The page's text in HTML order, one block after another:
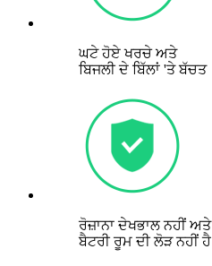
ਘਟੇ ਹੋਏ ਖਰਚੇ ਅਤੇ
ਬਿਜਲੀ ਦੇ ਬਿੱਲਾਂ 'ਤੇ ਬੱਚਤ
ਰੋਜ਼ਾਨਾ ਦੇਖਭਾਲ ਨਹੀਂ ਅਤੇ
ਬੈਟਰੀ ਰੂਮ ਦੀ ਲੋੜ ਨਹੀਂ ਹੈ